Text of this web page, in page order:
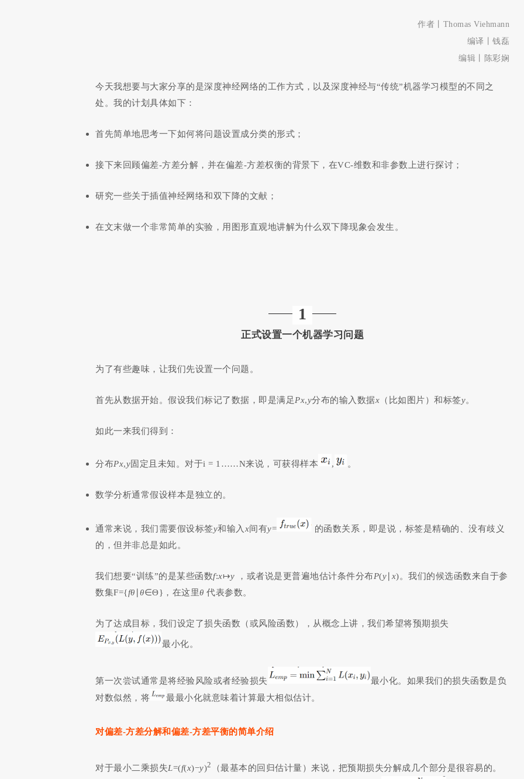
作者丨Thomas Viehmann
编译丨钱磊
编辑丨陈彩娴
今天我想要与大家分享的是深度神经网络的工作方式，以及深度神经与“传统”机器学习模型的不同之
处。我的计划具体如下：
首先简单地思考一下如何将问题设置成分类的形式；
接下来回顾偏差-方差分解，并在偏差-方差权衡的背景下，在VC-维数和非参数上进行探讨；
研究一些关于插值神经网络和双下降的文献；
在文末做一个非常简单的实验，用图形直观地讲解为什么双下降现象会发生。
1
正式设置一个机器学习问题
为了有些趣味，让我们先设置一个问题。
首先从数据开始。假设我们标记了数据，即是满足Px,y分布的输入数据x （比如图片）和标签y。
如此一来我们得到：
分布Px,y固定且未知。对于i = 1……N来说，可获得样本 , 。
数学分析通常假设样本是独立的。
通常来说，我们需要假设标签y和输入 x间有y=
的函数关系，即是说，标签是精确的、没有歧义
的，但并非总是如此。
我们想要“训练”的是某些函数f:x↦y ，或者说是更普遍地估计条件分布P(y x)。我们的候选函数来自于参
数集F={fθ θ∈Θ}，在这里θ 代表参数。
为了达成目标，我们设定了损失函数（或风险函数），从概念上讲，我们希望将预期损失
最小化。
第一次尝试通常是将经验风险或者经验损失
最小化。如果我们的损失函数是负
对数似然，将
最最小化就意味着计算最大相似估计。
对偏差-方差分解和偏差-方差平衡的简单介绍
对于最小二乘损失L=(f(x)−y)2 （最基本的回归估计量）来说，把预期损失分解成几个部分是很容易的。